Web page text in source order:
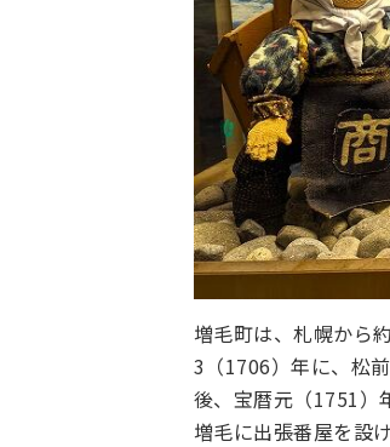
増毛町は、札幌から
3（1706）年に、松
後、宝暦元（1751）
増毛に出張番屋を設